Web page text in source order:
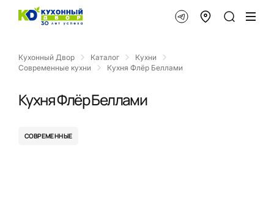
Кухонный Двор Каталог
Кухни
Современные кухни
Кухня Флёр Беллами
Кухня Флёр Беллами
СОВРЕМЕННЫЕ